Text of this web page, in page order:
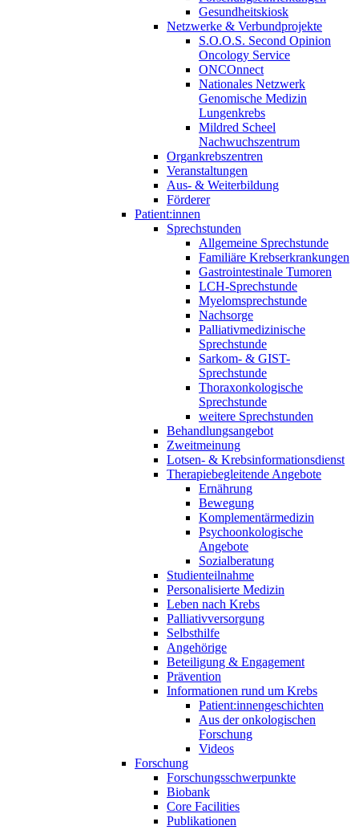
Gesundheitskiosk
Netzwerke & Verbundprojekte
S.O.O.S. Second Opinion
Oncology Service
ONCOnnect
Nationales Netzwerk
Genomische Medizin
Lungenkrebs
Mildred Scheel
Nachwuchszentrum
Organkrebszentren
Veranstaltungen
Aus- & Weiterbildung
Förderer
Patient:innen
Sprechstunden
Allgemeine Sprechstunde
Familiäre Krebserkrankungen
Gastrointestinale Tumoren
LCH-Sprechstunde
Myelomsprechstunde
Nachsorge
Palliativmedizinische
Sprechstunde
Sarkom- & GIST-
Sprechstunde
Thoraxonkologische
Sprechstunde
weitere Sprechstunden
Behandlungsangebot
Zweitmeinung
Lotsen- & Krebsinformationsdienst
Therapiebegleitende Angebote
Ernährung
Bewegung
Komplementärmedizin
Psychoonkologische
Angebote
Sozialberatung
Studienteilnahme
Personalisierte Medizin
Leben nach Krebs
Palliativversorgung
Selbsthilfe
Angehörige
Beteiligung & Engagement
Prävention
Informationen rund um Krebs
Patient:innengeschichten
Aus der onkologischen
Forschung
Videos
Forschung
Forschungsschwerpunkte
Biobank
Core Facilities
Publikationen